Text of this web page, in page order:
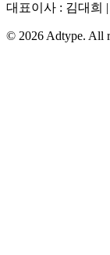
대표이사 : 김대희
© 2026 Adtype. All